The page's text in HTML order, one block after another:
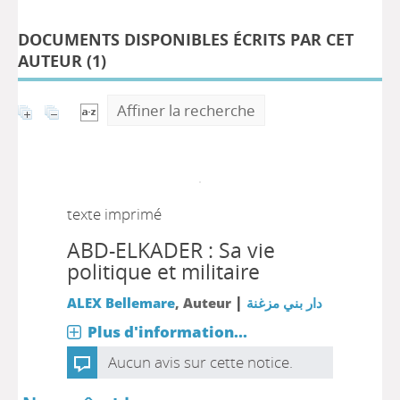
DOCUMENTS DISPONIBLES ÉCRITS PAR CET
AUTEUR (1)
Affiner la recherche
texte imprimé
ABD-ELKADER : Sa vie
politique et militaire
ALEX Bellemare, Auteur | دار بني مزغنة
Plus d'information...
Aucun avis sur cette notice.